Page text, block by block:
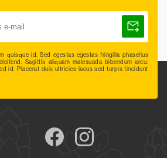
quisque id. Sed egestas egestas fringilla phasellus
Sagittis aliquam malesuada bibendum arcu.
id. Placerat duis ultricies lacus sed turpis tincidunt